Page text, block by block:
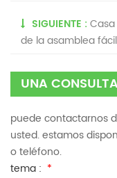
SIGUIENTE :
de la asamblea
UNA
puede contactarnos
usted. estamos
o teléfono.
tema : *